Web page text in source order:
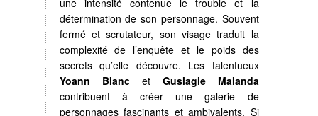
détermination de son personnage. Souvent
fermé et scrutateur, son visage traduit la
complexité de l’enquête et le poids des
secrets qu’elle découvre. Les talentueux
Yoann Blanc etGuslagie Malanda
contribuent à créer une galerie de
personnages fascinants et ambivalents. Si